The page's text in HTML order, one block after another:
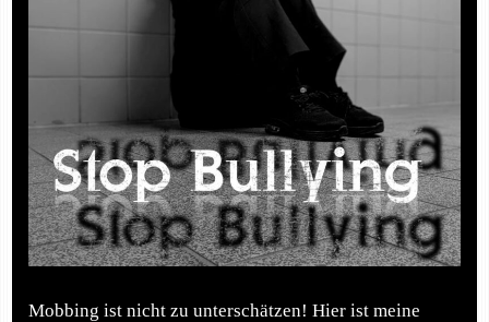
Mobbing ist nicht zu unterschätzen! Hier ist meine